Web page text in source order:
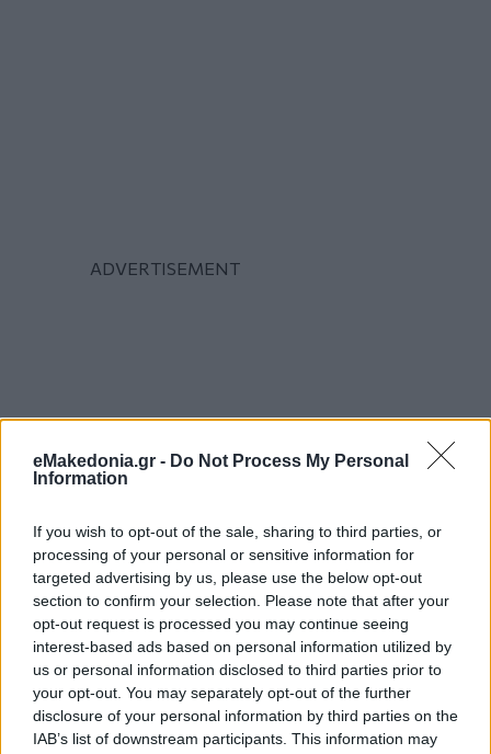
eMakedonia.gr - Do Not Process My Personal
Information
If you wish to opt-out of the sale, sharing to third parties, or
processing of your personal or sensitive information for
targeted advertising by us, please use the below opt-out
section to confirm your selection. Please note that after your
opt-out request is processed you may continue seeing
interest-based ads based on personal information utilized by
us or personal information disclosed to third parties prior to
your opt-out. You may separately opt-out of the further
disclosure of your personal information by third parties on the
IAB’s list of downstream participants. This information may